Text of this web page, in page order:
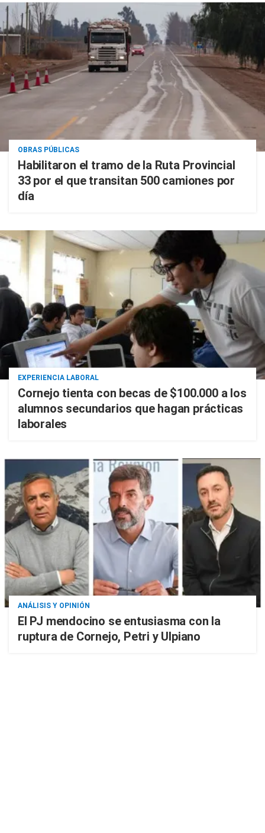
OBRAS PÚBLICAS
Habilitaron el tramo de la Ruta Provincial
33 por el que transitan 500 camiones por
día
EXPERIENCIA LABORAL
Cornejo tienta con becas de $100.000 a los
alumnos secundarios que hagan prácticas
laborales
ANÁLISIS Y OPINIÓN
El PJ mendocino se entusiasma con la
ruptura de Cornejo, Petri y Ulpiano